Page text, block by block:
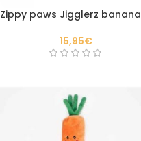
Zippy paws Jigglerz banana
15,95€